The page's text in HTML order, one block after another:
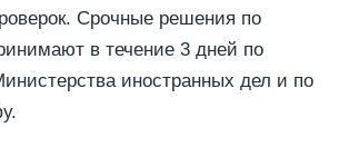
Срочные решения по
в течение 3 дней по
иностранных дел и по